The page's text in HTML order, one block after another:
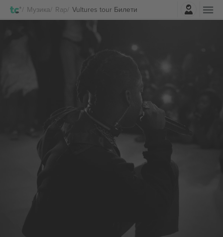
Музика Rap Vultures tour БилетиНајави се